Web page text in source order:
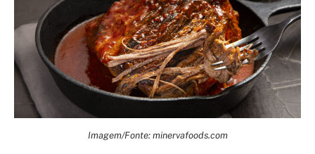
Imagem/Fonte: minervafoods.com